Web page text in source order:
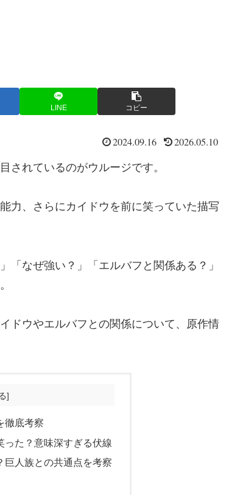
LINE コピー
2024.09.16 2026.05.10
されているのがウルージです。
力、さらにカイドウを前に笑っていた描写
「なぜ強い？」「エルバフと関係ある？」
ドウやエルバフとの関係について、原作情
徹底考察
った？意味深すぎる伏線
巨人族との共通点を考察